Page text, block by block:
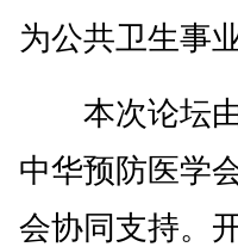
为公共卫生事
本次论坛由
中华预防医学
会协同支持。